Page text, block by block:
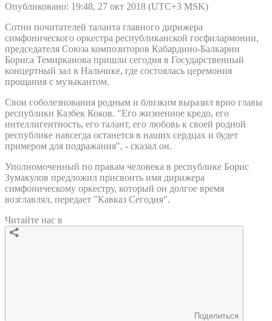
Опубликовано: 19:48, 27 окт 2018 (UTC+3 MSK)
Сотни почитателей таланта главного дирижера
симфонического оркестра республиканской госфилармонии,
председателя Союза композиторов Кабардино-Балкарии
Бориса Темирканова пришли сегодня в Государственный
концертный зал в Нальчике, где состоялась церемония
прощания с музыкантом.
Свои соболезнования родным и близким выразил врио главы
республики Казбек Коков. "Его жизненное кредо, его
интеллигентность, его талант, его любовь к своей родной
республике навсегда останется в наших сердцах и будет
примером для подражания", - сказал он.
Уполномоченный по правам человека в республике Борис
Зумакулов предложил присвоить имя дирижера
симфоническому оркестру, который он долгое время
возглавлял, передает "Кавказ Сегодня".
Читайте нас в
Поделиться